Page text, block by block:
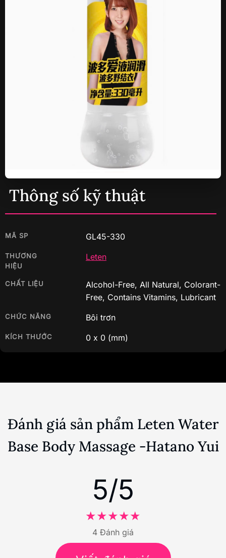
Thông số kỹ thuật
MÃ SP GL45-330
THƯƠNG
HIỆU
Leten
CHẤT LIỆU
Alcohol-Free, All Natural, Colorant-
Free, Contains Vitamins, Lubricant
CHỨC NĂNG Bôi trơn
KÍCH THƯỚC 0 x 0 (mm)
Đánh giá sản phẩm Leten Water
Base Body Massage -Hatano Yui
5/5
4 Đánh giá